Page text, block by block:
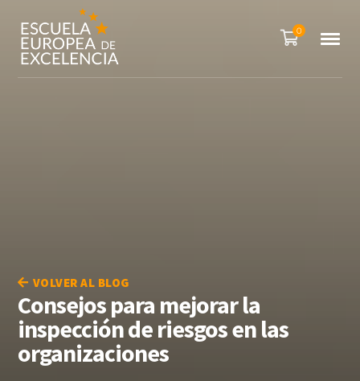
0
VOLVER AL BLOG
Consejos para mejorar la
inspección de riesgos en las
organizaciones